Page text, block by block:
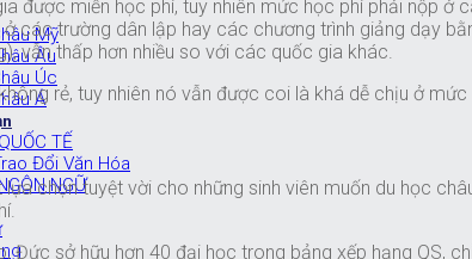
Mỹ
Âu
Úc
Á
TẾ
Đổi Văn Hóa
NGỮ
được miễn học phí, tuy nhiên mức học phí phải nộp
các trường dân lập hay các chương trình giảng dạy
vẫn thấp hơn nhiều so với các quốc gia khác.
rẻ, tuy nhiên nó vẫn được coi là khá dễ chịu ở
chọn tuyệt vời cho những sinh viên muốn du học
Đức sở hữu hơn 40 đại học trong bảng xếp hạng QS,